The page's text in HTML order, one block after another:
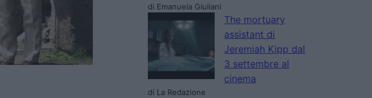
di Emanuela Giuliani
The mortuary
assistant di
Jeremiah Kipp dal
3 settembre al
cinema
di La Redazione